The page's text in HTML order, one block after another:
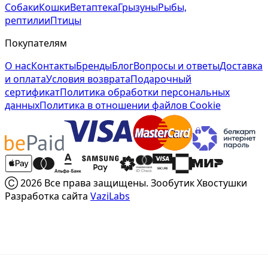
СобакиКошкиВетаптекаГрызуныРыбы,
рептилииПтицы
Покупателям
О насКонтактыБрендыБлогВопросы и ответыДоставка
и оплатаУсловия возвратаПодарочный
сертификатПолитика обработки персональных
данныхПолитика в отношении файлов Cookie
Ⓒ 2026 Все права защищены. Зообутик Хвостушки
Разработка сайта VaziLabs